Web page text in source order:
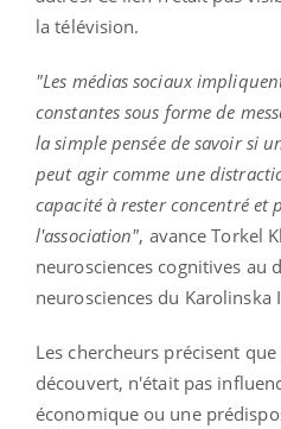
la télévision.
"Les médias sociaux
constantes sous forme de
la simple pensée de savoir si
peut agir comme une
capacité à rester concentré et
l'association", avance Torkel
neurosciences cognitives au
neurosciences du Karolinska
Les chercheurs précisent
découvert, n'était pas
économique ou une